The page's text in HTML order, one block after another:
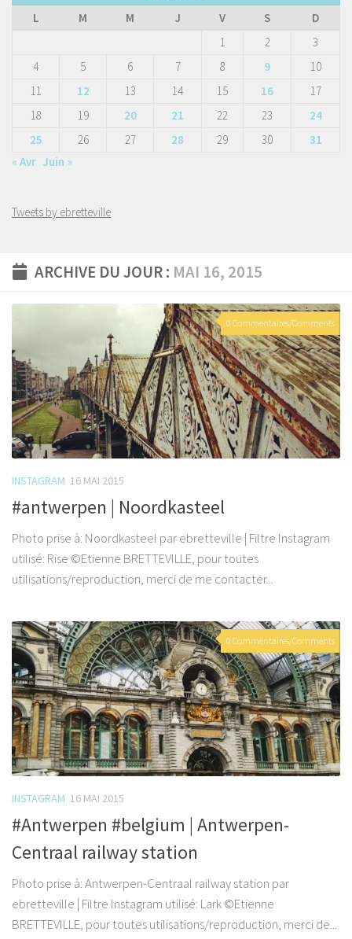
ARCHIVE DU JOUR : MAI 16, 2015
0 Commentaires/Comments
INSTAGRAM 16 MAI 2015
#antwerpen | Noordkasteel
Photo prise à: Noordkasteel par ebretteville | Filtre Instagram
utilisé: Rise ©Etienne BRETTEVILLE, pour toutes
utilisations/reproduction, merci de me contacter...
0 Commentaires/Comments
INSTAGRAM 16 MAI 2015
#Antwerpen #belgium | Antwerpen-
Centraal railway station
Photo prise à: Antwerpen-Centraal railway station par
ebretteville | Filtre Instagram utilisé: Lark ©Etienne
BRETTEVILLE, pour toutes utilisations/reproduction, merci de...
L
M M J V S
D
1
2
3
4
5 6 7 8 9
10
11
12 13 14 15 16
17
18
19 20 21 22 23
24
25
26 27 28 29 30
31
« Avr Juin »
Tweets by ebretteville